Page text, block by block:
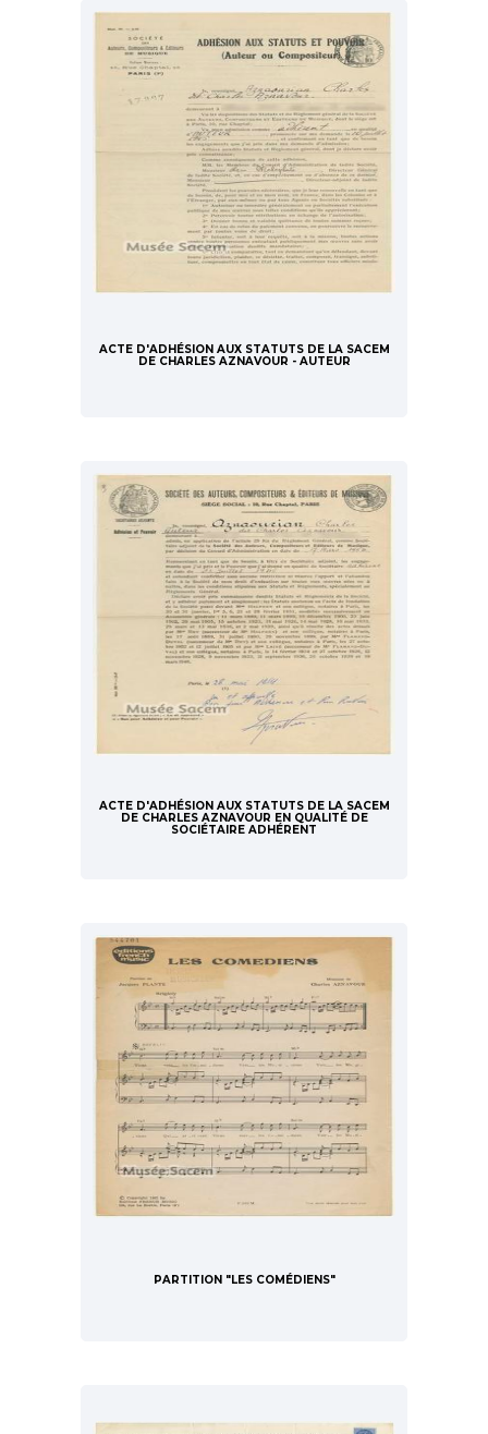
ACTE D'ADHÉSION AUX STATUTS DE LA SACEM
DE CHARLES AZNAVOUR - AUTEUR
ACTE D'ADHÉSION AUX STATUTS DE LA SACEM
DE CHARLES AZNAVOUR EN QUALITÉ DE
SOCIÉTAIRE ADHÉRENT
PARTITION "LES COMÉDIENS"